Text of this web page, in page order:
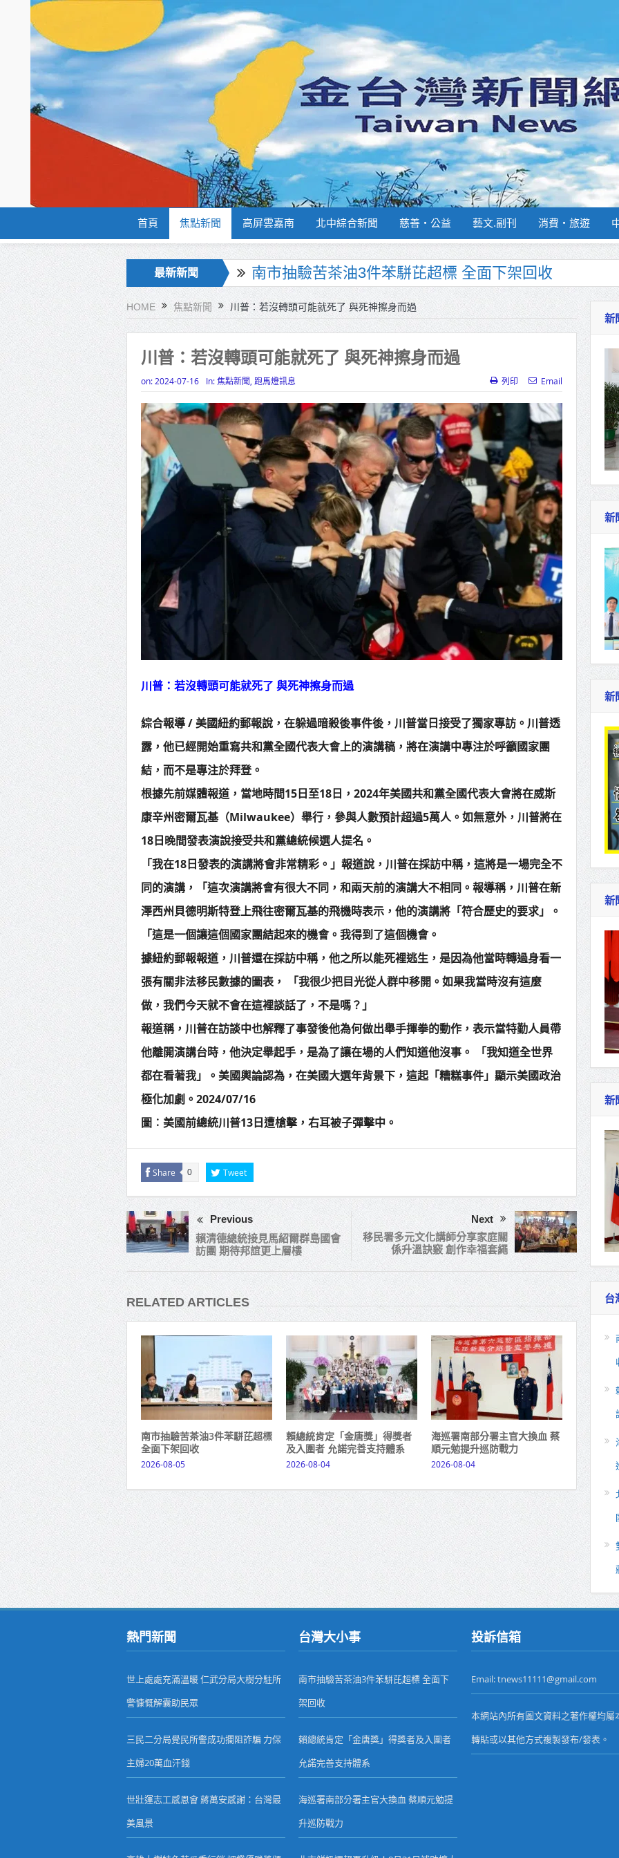
首頁 焦點新聞 高屏雲嘉南 北中綜合新聞 慈善‧公益 藝文.副刊 消費‧旅遊
最新新聞
賴總統肯定「金唐獎」得獎者及入圍者 允諾完善支持
海巡署南部分署主官大換血 蔡順元勉提升巡防戰力
北市鮮奶週報再升級！8月31日補助擴大至國中生
雙北合作里程碑！萬大線動態測試 侯友宜蔣萬安攜手
高齡健康產業博覽會8/7盛大登場 新北形象館亮相
打鐵厝北側產業園區產業設施公共動土創造千個就業
高雄「三民運動中心」市長陳其邁、運動部長李洋各
揭幕
高雄東照山關帝廟全國國中小學書法比賽 圓滿落幕
賴清德總統主持將官晉任 期勉精進不對稱戰力
南市抽驗苦茶油3件苯駢芘超標 全面下架回收
HOME 焦點新聞 川普：若沒轉頭可能就死了 與死神擦身而過
川普：若沒轉頭可能就死了 與死神擦身而過
on: 2024-07-16 In:焦點新聞 跑馬燈訊息 列印 Email
川普：若沒轉頭可能就死了 與死神擦身而過
綜合報導 / 美國紐約郵報說，在躲過暗殺後事件後，川普當日接受了獨家專訪。川普透
露，他已經開始重寫共和黨全國代表大會上的演講稿，將在演講中專注於呼籲國家團
結，而不是專注於拜登。
根據先前媒體報道，當地時間15日至18日，2024年美國共和黨全國代表大會將在威斯
康辛州密爾瓦基（Milwaukee）舉行，參與人數預計超過5萬人。如無意外，川普將在
18日晚間發表演說接受共和黨總統候選人提名。
「我在18日發表的演講將會非常精彩。」報道說，川普在採訪中稱，這將是一場完全不
同的演講，「這次演講將會有很大不同，和兩天前的演講大不相同。報導稱，川普在新
澤西州貝德明斯特登上飛往密爾瓦基的飛機時表示，他的演講將「符合歷史的要求」。
「這是一個讓這個國家團結起來的機會。我得到了這個機會。
據紐約郵報報道，川普還在採訪中稱，他之所以能死裡逃生，是因為他當時轉過身看一
張有關非法移民數據的圖表， 「我很少把目光從人群中移開。如果我當時沒有這麼
做，我們今天就不會在這裡談話了，不是嗎？」
報道稱，川普在訪談中也解釋了事發後他為何做出舉手揮拳的動作，表示當特勤人員帶
他離開演講台時，他決定舉起手，是為了讓在場的人們知道他沒事。 「我知道全世界
都在看著我」。美國輿論認為，在美國大選年背景下，這起「糟糕事件」顯示美國政治
極化加劇。2024/07/16
圖︰美國前總統川普13日遭槍擊，右耳被子彈擊中。
Share 0 Tweet
Previous
賴清德總統接見馬紹爾群島國會
訪團 期待邦誼更上層樓
Next
移民署多元文化講師分享家庭關
係升溫訣竅 創作幸福套繩
RELATED ARTICLES
南市抽驗苦茶油3件苯駢芘超標
全面下架回收
2026-08-05
賴總統肯定「金唐獎」得獎者
及入圍者 允諾完善支持體系
2026-08-04
海巡署南部分署主官大換血 蔡
順元勉提升巡防戰力
2026-08-04
新
新
新
新
新
台
熱門新聞
世上處處充滿溫暖 仁武分局大樹分駐所
警慷慨解囊助民眾
三民二分局覺民所警成功攔阻詐騙 力保
主婦20萬血汗錢
世壯運志工感恩會 蔣萬安感謝：台灣最
美風景
台灣大小事
南市抽驗苦茶油3件苯駢芘超標 全面下
架回收
賴總統肯定「金唐獎」得獎者及入圍者
允諾完善支持體系
海巡署南部分署主官大換血 蔡順元勉提
升巡防戰力
投訴信箱
Email: tnews11111@gmail.com
本網站內所有圖文資料之著作權均
轉貼或以其他方式複製發布/發表。